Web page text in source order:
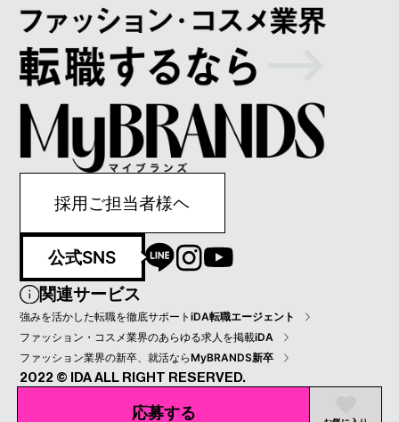
応募する
採用ご担当者様ヘ
公式SNS
関連サービス
強みを活かした転職を徹底サポートiDA転職エージェント
ファッション・コスメ業界のあらゆる求人を掲載iDA
ファッション業界の新卒、就活ならMyBRANDS新卒
2022 © IDA ALL RIGHT RESERVED.